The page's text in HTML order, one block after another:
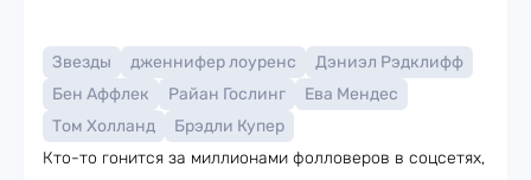
Звезды дженнифер лоуренс
Дэниэл Рэдклифф
Бен Аффлек
Райан Гослинг
Ева Мендес
Том Холланд
Брэдли Купер
Кто-то гонится за миллионами фолловеров в соцсетях,